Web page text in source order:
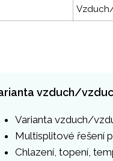
vzduch/
Varianta vzduch/
Multisplitové řešení
Chlazení, topení,